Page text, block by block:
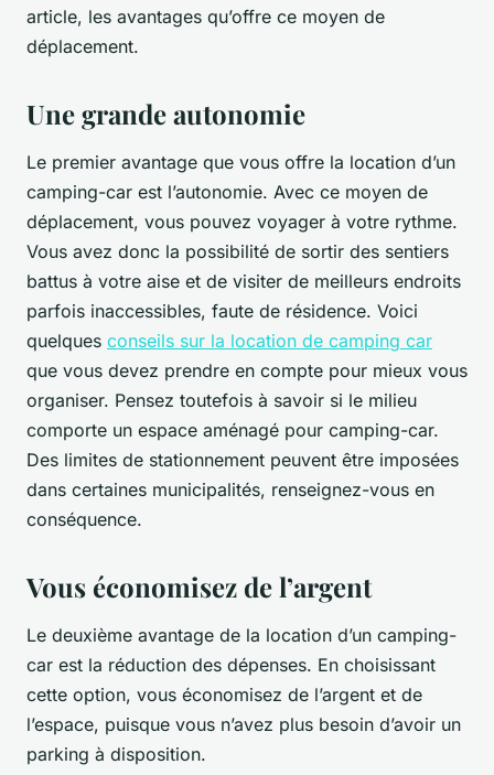
article, les avantages qu’offre ce moyen de
déplacement.
Une grande autonomie
Le premier avantage que vous offre la location d’un
camping-car est l’autonomie. Avec ce moyen de
déplacement, vous pouvez voyager à votre rythme.
Vous avez donc la possibilité de sortir des sentiers
battus à votre aise et de visiter de meilleurs endroits
parfois inaccessibles, faute de résidence. Voici
quelques conseils sur la location de camping car
que vous devez prendre en compte pour mieux vous
organiser. Pensez toutefois à savoir si le milieu
comporte un espace aménagé pour camping-car.
Des limites de stationnement peuvent être imposées
dans certaines municipalités, renseignez-vous en
conséquence.
Vous économisez de l’argent
Le deuxième avantage de la location d’un camping-
car est la réduction des dépenses. En choisissant
cette option, vous économisez de l’argent et de
l’espace, puisque vous n’avez plus besoin d’avoir un
parking à disposition.